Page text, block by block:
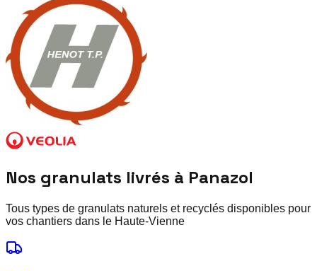
Nos granulats livrés à Panazol
Tous types de granulats naturels et recyclés disponibles pour
vos chantiers dans le Haute-Vienne